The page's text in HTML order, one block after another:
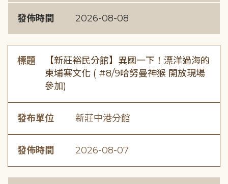
發佈時間 2026-08-08
標題
【新莊裕民分館】異國一下！漂洋過海的
柬埔寨文化 ( #8/9哈努曼神猴 開放現場
參加)
發布單位 新莊中港分館
發佈時間 2026-08-07